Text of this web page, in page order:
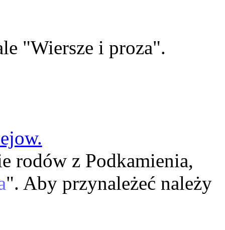
"Wiersze i proza".
rodów z Podkamienia,
". Aby przynależeć należy